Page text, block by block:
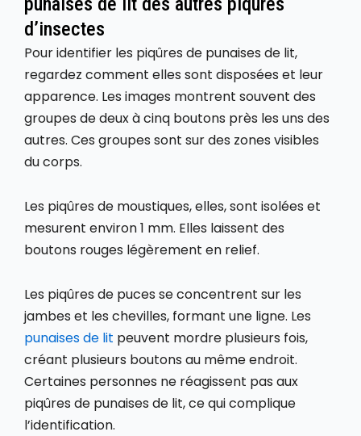
d’insectes
Pour identifier les piqûres de punaises de lit,
regardez comment elles sont disposées et leur
apparence. Les images montrent souvent des
groupes de deux à cinq boutons près les uns des
autres. Ces groupes sont sur des zones visibles
du corps.
Les piqûres de moustiques, elles, sont isolées et
mesurent environ 1 mm. Elles laissent des
boutons rouges légèrement en relief.
Les piqûres de puces se concentrent sur les
jambes et les chevilles, formant une ligne. Les
punaises de lit peuvent mordre plusieurs fois,
créant plusieurs boutons au même endroit.
Certaines personnes ne réagissent pas aux
piqûres de punaises de lit, ce qui complique
l’identification.